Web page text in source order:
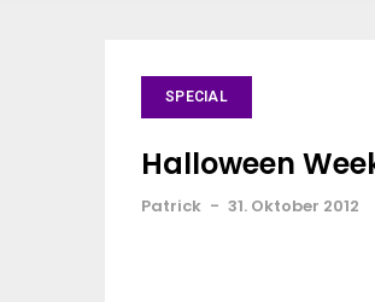
SPECIAL
Halloween
Patrick - 31. Oktober 2012